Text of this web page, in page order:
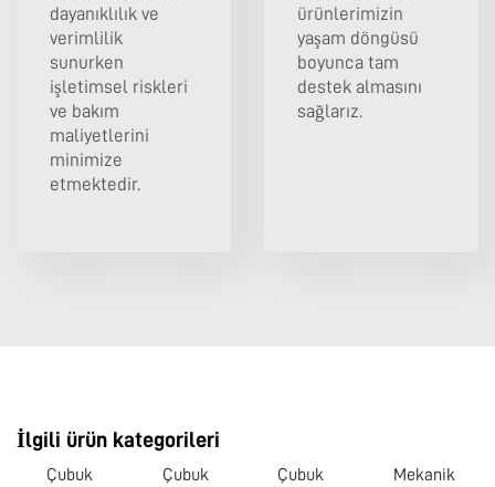
dayanıklılık ve
verimlilik
sunurken
işletimsel riskleri
ve bakım
maliyetlerini
minimize
etmektedir.
ürünlerimizin
yaşam döngüsü
boyunca tam
destek almasını
sağlarız.
İlgili ürün kategorileri
Çubuk
Çubuk
Çubuk
Mekanik